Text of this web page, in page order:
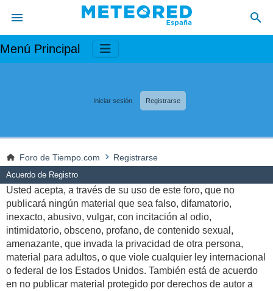
Menú Principal
Iniciar sesión Registrarse
Foro de Tiempo.com Registrarse
Acuerdo de Registro
Usted acepta, a través de su uso de este foro, que no
publicará ningún material que sea falso, difamatorio,
inexacto, abusivo, vulgar, con incitación al odio,
intimidatorio, obsceno, profano, de contenido sexual,
amenazante, que invada la privacidad de otra persona,
material para adultos, o que viole cualquier ley internacional
o federal de los Estados Unidos. También está de acuerdo
en no publicar material protegido por derechos de autor a